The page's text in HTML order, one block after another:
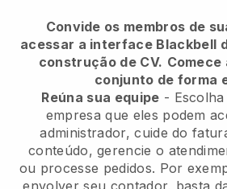
Convide os membros de
acessar a interface Blackbell
construção de CV.
conjunto de forma
Reúna sua equipe -
empresa que eles podem
administrador, cuide do
conteúdo, gerencie o
ou processe pedidos. Por
envolver seu contador, basta